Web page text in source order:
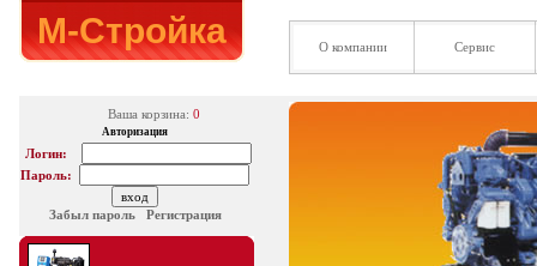
М-Стройка О компании Сервис
Ваша корзина: 0
Авторизация
Логин:
Пароль:
Забыл пароль Регистрация